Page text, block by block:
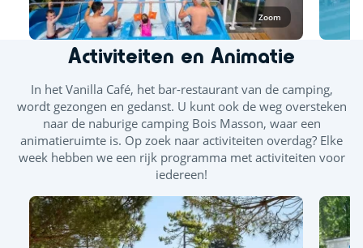
Zoom
Activiteiten en Animatie
In het Vanilla Café, het bar-restaurant van de camping,
wordt gezongen en gedanst. U kunt ook de weg oversteken
naar de naburige camping Bois Masson, waar een
animatieruimte is. Op zoek naar activiteiten overdag? Elke
week hebben we een rijk programma met activiteiten voor
iedereen!